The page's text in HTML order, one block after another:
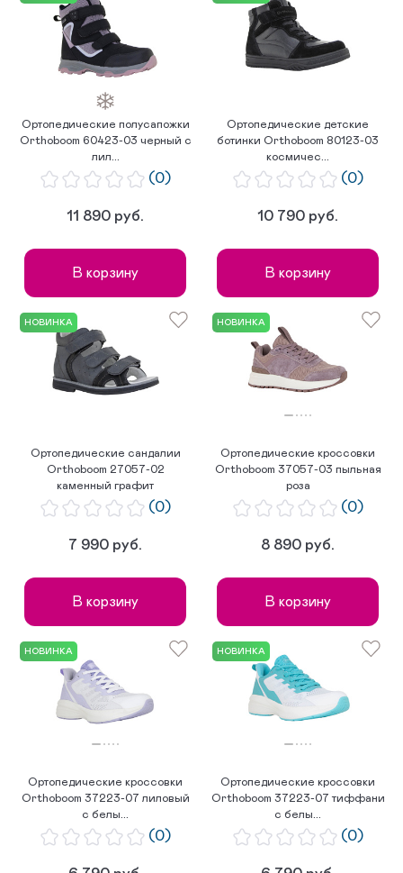
Ортопедические полусапожки
Orthoboom 60423-03 черный с
лил...
(0)
11 890 руб.
В корзину
Ортопедические детские
ботинки Orthoboom 80123-03
космичес...
(0)
10 790 руб.
В корзину
НОВИНКА
Ортопедические сандалии
Orthoboom 27057-02
каменный графит
(0)
7 990 руб.
В корзину
НОВИНКА
Ортопедические кроссовки
Orthoboom 37057-03 пыльная
роза
(0)
8 890 руб.
В корзину
НОВИНКА
Ортопедические кроссовки
Orthoboom 37223-07 лиловый
с белы...
(0)
НОВИНКА
Ортопедические кроссовки
Orthoboom 37223-07 тиффани
с белы...
(0)